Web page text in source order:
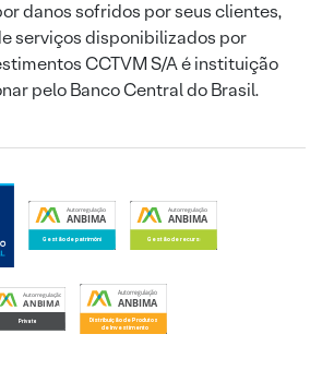
danos sofridos por seus clientes,
serviços disponibilizados por
CCTVM S/A é instituição
pelo Banco Central do Brasil.